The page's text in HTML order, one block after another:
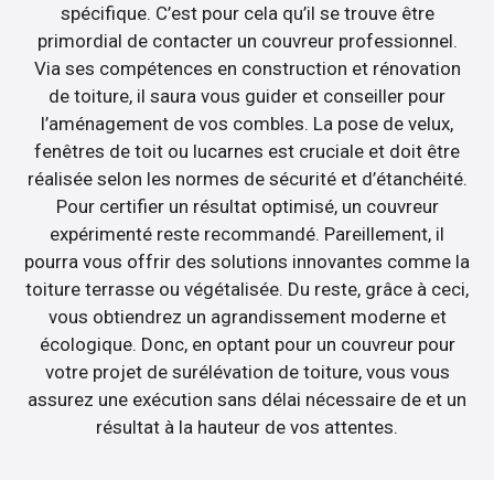
spécifique. C’est pour cela qu’il se trouve être
primordial de contacter un couvreur professionnel.
Via ses compétences en construction et rénovation
de toiture, il saura vous guider et conseiller pour
l’aménagement de vos combles. La pose de velux,
fenêtres de toit ou lucarnes est cruciale et doit être
réalisée selon les normes de sécurité et d’étanchéité.
Pour certifier un résultat optimisé, un couvreur
expérimenté reste recommandé. Pareillement, il
pourra vous offrir des solutions innovantes comme la
toiture terrasse ou végétalisée. Du reste, grâce à ceci,
vous obtiendrez un agrandissement moderne et
écologique. Donc, en optant pour un couvreur pour
votre projet de surélévation de toiture, vous vous
assurez une exécution sans délai nécessaire de et un
résultat à la hauteur de vos attentes.